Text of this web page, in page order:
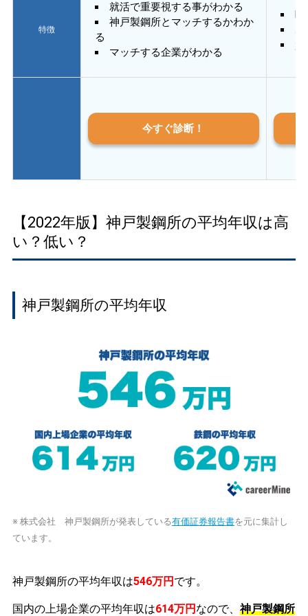
特徴
就活で重要視する事がわかる
神戸製鋼所とマッチするかわか
る
マッチする企業がわかる
質
今すぐ診断！
【2022年版】神戸製鋼所の平均年収は高
い？低い？
神戸製鋼所の平均年収
※ 株式会社 神戸製鋼所が発表している有価証券報告書を元に集計し
ています。
神戸製鋼所の平均年収は546万円 です。
国内の上場企業の平均年収は614万円 なので、神戸製鋼所